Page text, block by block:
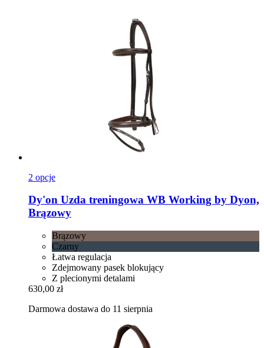
2 opcje
Dy'on Uzda treningowa WB Working by Dyon,
Brązowy
Brązowy
Czarny
Łatwa regulacja
Zdejmowany pasek blokujący
Z plecionymi detalami
630,00 zł
Darmowa dostawa do 11 sierpnia